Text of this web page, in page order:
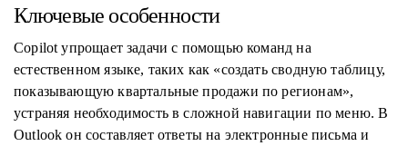
Ключевые особенности
Copilot упрощает задачи с помощью команд на
естественном языке, таких как «создать сводную таблицу,
показывающую квартальные продажи по регионам»,
устраняя необходимость в сложной навигации по меню. В
Outlook он составляет ответы на электронные письма и